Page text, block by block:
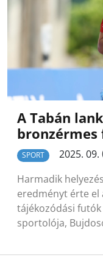
A Tabán
SPORT
2025. 09.
Harmadik
eredményt érte el
tájékozódási
sportolója,